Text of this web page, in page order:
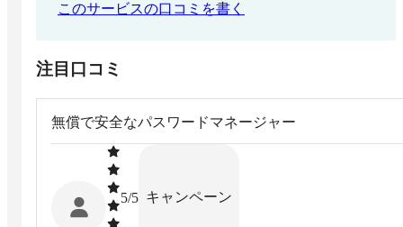
このサービスの口コミを書く
注目口コミ
無償で安全なパスワードマネージャー
5/5 キャンペーン